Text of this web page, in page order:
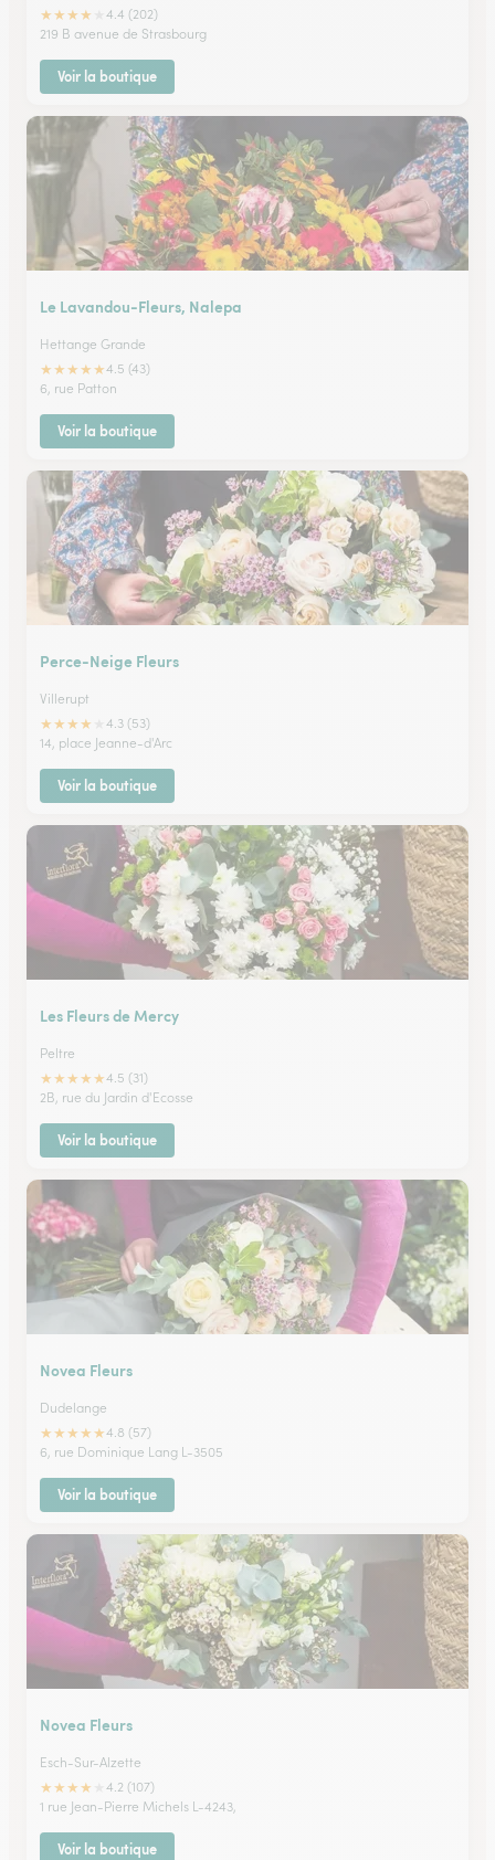
★★★★
4.4 (202)
219 B avenue de Strasbourg
Voir la boutique
Le Lavandou-Fleurs, Nalepa
Hettange Grande
★★★★★4.5 (43)
6, rue Patton
Voir la boutique
Perce-Neige Fleurs
Villerupt
★★★★
4.3 (53)
14, place Jeanne-d'Arc
Voir la boutique
Les Fleurs de Mercy
Peltre
★★★★★4.5 (31)
2B, rue du Jardin d'Ecosse
Voir la boutique
Novea Fleurs
Dudelange
★★★★★4.8 (57)
6, rue Dominique Lang L-3505
Voir la boutique
Novea Fleurs
Esch-Sur-Alzette
★★★★
4.2 (107)
1 rue Jean-Pierre Michels L-4243,
Voir la boutique